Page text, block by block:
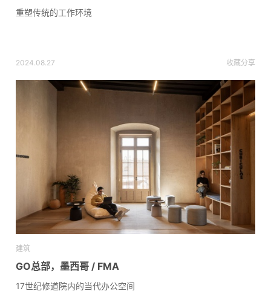
重塑传统的工作环境
2024.08.27 收藏分享
建筑
GO总部，墨西哥 / FMA
17世纪修道院内的当代办公空间